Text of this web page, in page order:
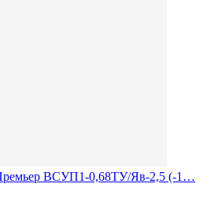
ВСУП1-0,68ТУ/Яв-2,5 (-1…